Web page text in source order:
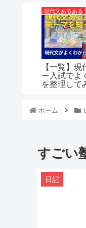
現代文あるある
【一覧】
ー入試でよ
を整理して
ホーム
すごい
日記